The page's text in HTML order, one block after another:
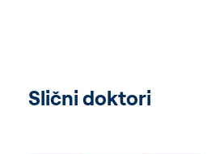
Slični doktori